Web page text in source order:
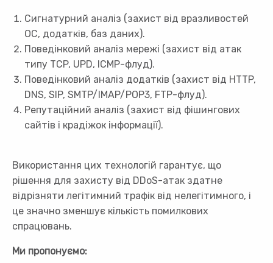
Сигнатурний аналіз (захист від вразливостей
ОС, додатків, баз даних).
Поведінковий аналіз мережі (захист від атак
типу TCP, UPD, ICMP-флуд).
Поведінковий аналіз додатків (захист від HTTP,
DNS, SIP, SMTP/IMAP/POP3, FTP-флуд).
Репутаційний аналіз (захист від фішингових
сайтів і крадіжок інформації).
Використання цих технологій гарантує, що
рішення для захисту від DDoS-атак здатне
відрізняти легітимний трафік від нелегітимного, і
це значно зменшує кількість помилкових
спрацювань.
Ми пропонуємо: